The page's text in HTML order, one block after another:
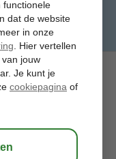
bagage
bagage mee